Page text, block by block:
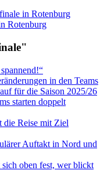
in Rotenburg
Rotenburg
in den Teams
für die Saison 2025/26
starten doppelt
die Reise mit Ziel
Auftakt in Nord und
oben fest, wer blickt